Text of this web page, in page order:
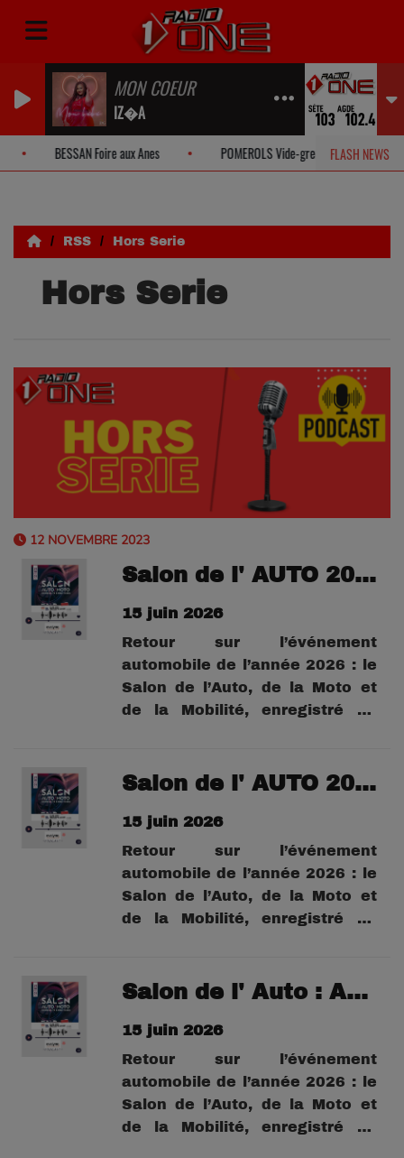
MON COEUR
IZ�A
FLASH NEWS
Foire aux Anes POMEROLS Vide-grenier solidaire ST
RSS Hors Serie
Hors Serie
12 NOVEMBRE 2023
Salon de l' AUTO 2026 : Victor Mottine gérant MOD-R
15 juin 2026
Retour sur l’événement
automobile de l’année 2026 : le
Salon de l’Auto, de la Moto et
de la Mobilité, enregistré au
travers cette série de podcasts,
cœur de l’univers automobile
montpelliérain.Au-delà des
marques et des...
Salon de l' AUTO 2026: Pierre Gere PDG Assurance Singuliere & Franchises ParBrise Eco
15 juin 2026
Retour sur l’événement
automobile de l’année 2026 : le
Salon de l’Auto, de la Moto et
de la Mobilité, enregistré au
travers cette série de podcasts,
cœur de l’univers automobile
montpelliérain.Au-delà des
marques et des...
Salon de l' Auto : Anthony Mayer Saint-Agne - PDG Elit NRJ -
15 juin 2026
Retour sur l’événement
automobile de l’année 2026 : le
Salon de l’Auto, de la Moto et
de la Mobilité, enregistré au